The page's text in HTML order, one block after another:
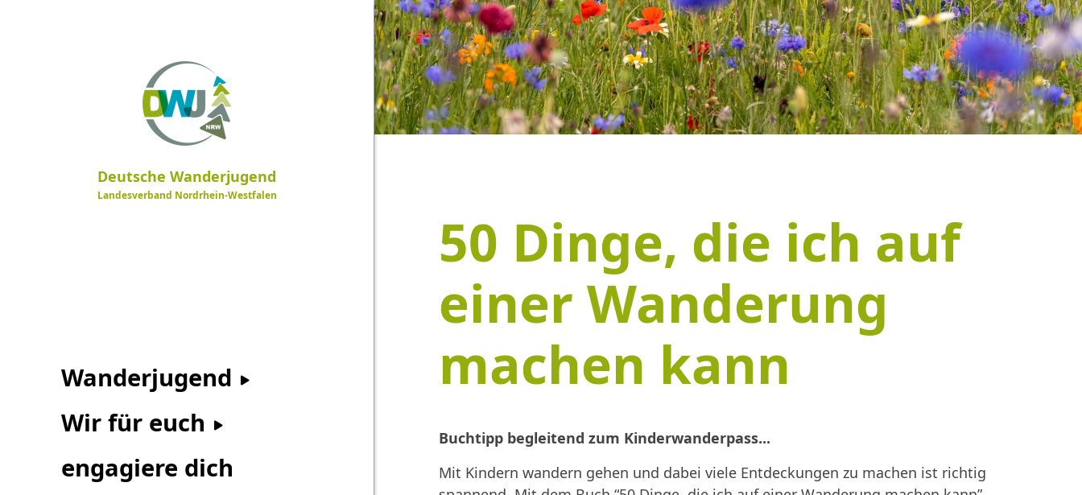
Deutsche Wanderjugend
Landesverband Nordrhein-Westfalen
Wanderjugend
Wir für euch
engagiere dich
50 Dinge, die ich auf
einer Wanderung
machen kann
Buchtipp begleitend zum Kinderwanderpass...
Mit Kindern wandern gehen und dabei viele Entdeckungen zu machen ist richtig